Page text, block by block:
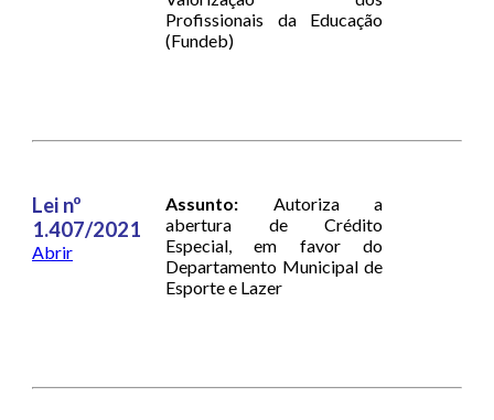
Profissionais da Educação
(Fundeb)
Lei nº
1.407/2021
Abrir
Assunto: Autoriza a
abertura de Crédito
Especial, em favor do
Departamento Municipal de
Esporte e Lazer